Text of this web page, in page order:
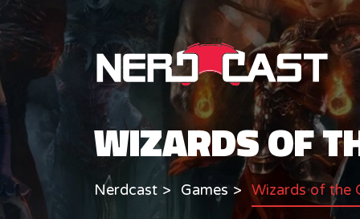
WIZARDS OF
Nerdcast Games Wizards of the